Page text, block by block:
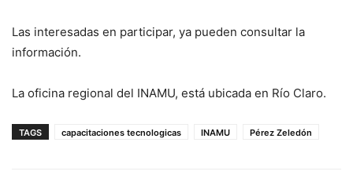
Las interesadas en participar, ya pueden consultar la
información.
La oficina regional del INAMU, está ubicada en Río Claro.
TAGS capacitaciones tecnologicas INAMU Pérez Zeledón